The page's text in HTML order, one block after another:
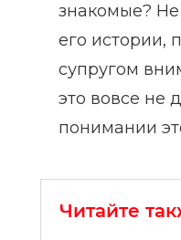
знакомые?
его истории,
супругом
это вовсе не
понимании
Читайте